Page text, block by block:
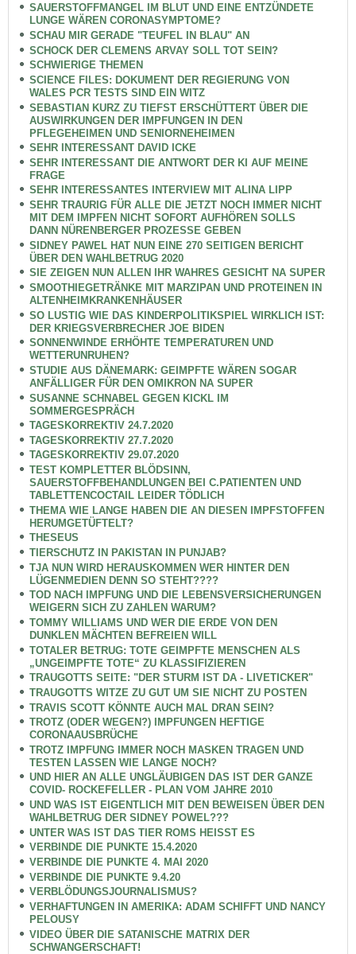
SAUERSTOFFMANGEL IM BLUT UND EINE ENTZÜNDETE
LUNGE WÄREN CORONASYMPTOME?
SCHAU MIR GERADE "TEUFEL IN BLAU" AN
SCHOCK DER CLEMENS ARVAY SOLL TOT SEIN?
SCHWIERIGE THEMEN
SCIENCE FILES: DOKUMENT DER REGIERUNG VON
WALES PCR TESTS SIND EIN WITZ
SEBASTIAN KURZ ZU TIEFST ERSCHÜTTERT ÜBER DIE
AUSWIRKUNGEN DER IMPFUNGEN IN DEN
PFLEGEHEIMEN UND SENIORNEHEIMEN
SEHR INTERESSANT DAVID ICKE
SEHR INTERESSANT DIE ANTWORT DER KI AUF MEINE
FRAGE
SEHR INTERESSANTES INTERVIEW MIT ALINA LIPP
SEHR TRAURIG FÜR ALLE DIE JETZT NOCH IMMER NICHT
MIT DEM IMPFEN NICHT SOFORT AUFHÖREN SOLLS
DANN NÜRENBERGER PROZESSE GEBEN
SIDNEY PAWEL HAT NUN EINE 270 SEITIGEN BERICHT
ÜBER DEN WAHLBETRUG 2020
SIE ZEIGEN NUN ALLEN IHR WAHRES GESICHT NA SUPER
SMOOTHIEGETRÄNKE MIT MARZIPAN UND PROTEINEN IN
ALTENHEIMKRANKENHÄUSER
SO LUSTIG WIE DAS KINDERPOLITIKSPIEL WIRKLICH IST:
DER KRIEGSVERBRECHER JOE BIDEN
SONNENWINDE ERHÖHTE TEMPERATUREN UND
WETTERUNRUHEN?
STUDIE AUS DÄNEMARK: GEIMPFTE WÄREN SOGAR
ANFÄLLIGER FÜR DEN OMIKRON NA SUPER
SUSANNE SCHNABEL GEGEN KICKL IM
SOMMERGESPRÄCH
TAGESKORREKTIV 24.7.2020
TAGESKORREKTIV 27.7.2020
TAGESKORREKTIV 29.07.2020
TEST KOMPLETTER BLÖDSINN,
SAUERSTOFFBEHANDLUNGEN BEI C.PATIENTEN UND
TABLETTENCOCTAIL LEIDER TÖDLICH
THEMA WIE LANGE HABEN DIE AN DIESEN IMPFSTOFFEN
HERUMGETÜFTELT?
THESEUS
TIERSCHUTZ IN PAKISTAN IN PUNJAB?
TJA NUN WIRD HERAUSKOMMEN WER HINTER DEN
LÜGENMEDIEN DENN SO STEHT????
TOD NACH IMPFUNG UND DIE LEBENSVERSICHERUNGEN
WEIGERN SICH ZU ZAHLEN WARUM?
TOMMY WILLIAMS UND WER DIE ERDE VON DEN
DUNKLEN MÄCHTEN BEFREIEN WILL
TOTALER BETRUG: TOTE GEIMPFTE MENSCHEN ALS
„UNGEIMPFTE TOTE“ ZU KLASSIFIZIEREN
TRAUGOTTS SEITE: "DER STURM IST DA - LIVETICKER"
TRAUGOTTS WITZE ZU GUT UM SIE NICHT ZU POSTEN
TRAVIS SCOTT KÖNNTE AUCH MAL DRAN SEIN?
TROTZ (ODER WEGEN?) IMPFUNGEN HEFTIGE
CORONAAUSBRÜCHE
TROTZ IMPFUNG IMMER NOCH MASKEN TRAGEN UND
TESTEN LASSEN WIE LANGE NOCH?
UND HIER AN ALLE UNGLÄUBIGEN DAS IST DER GANZE
COVID- ROCKEFELLER - PLAN VOM JAHRE 2010
UND WAS IST EIGENTLICH MIT DEN BEWEISEN ÜBER DEN
WAHLBETRUG DER SIDNEY POWEL???
UNTER WAS IST DAS TIER ROMS HEISST ES
VERBINDE DIE PUNKTE 15.4.2020
VERBINDE DIE PUNKTE 4. MAI 2020
VERBINDE DIE PUNKTE 9.4.20
VERBLÖDUNGSJOURNALISMUS?
VERHAFTUNGEN IN AMERIKA: ADAM SCHIFFT UND NANCY
PELOUSY
VIDEO ÜBER DIE SATANISCHE MATRIX DER
SCHWANGERSCHAFT!